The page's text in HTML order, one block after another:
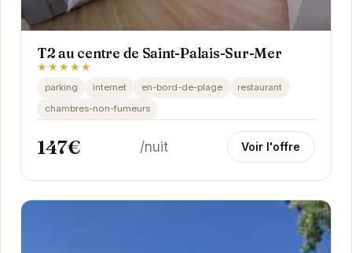
T2 au centre de Saint-Palais-Sur-Mer
★★★★★
parking internet en-bord-de-plage
restaurant
chambres-non-fumeurs
147€ /nuit Voir l'offre